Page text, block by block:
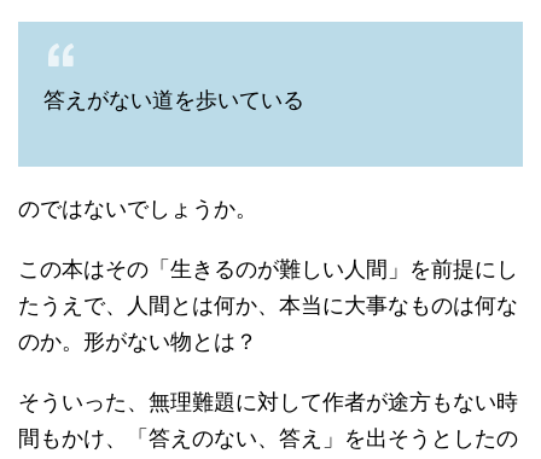
答えがない道を歩いている
のではないでしょうか。
この本はその「生きるのが難しい人間」を前提にし
たうえで、人間とは何か、本当に大事なものは何な
のか。形がない物とは？
そういった、無理難題に対して作者が途方もない時
間もかけ、「答えのない、答え」を出そうとしたの